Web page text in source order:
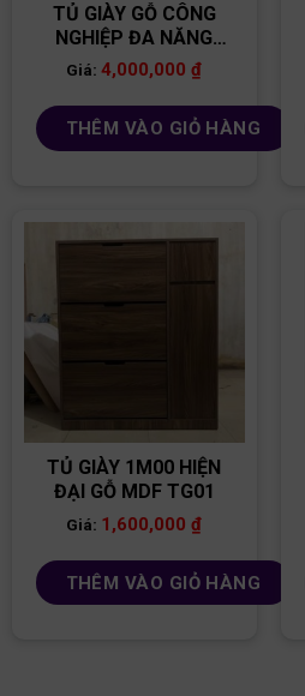
TỦ GIÀY GỖ CÔNG
NGHIỆP ĐA NĂNG
TG24
Giá:4,000,000₫
THÊM VÀO GIỎ HÀNG
TỦ GIÀY 1M00 HIỆN
ĐẠI GỖ MDF TG01
Giá: 1,600,000₫
THÊM VÀO GIỎ HÀNG